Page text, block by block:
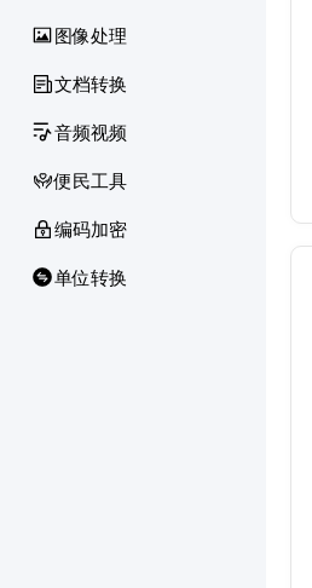
图像处理
文档转换
音频视频
便民工具
编码加密
单位转换